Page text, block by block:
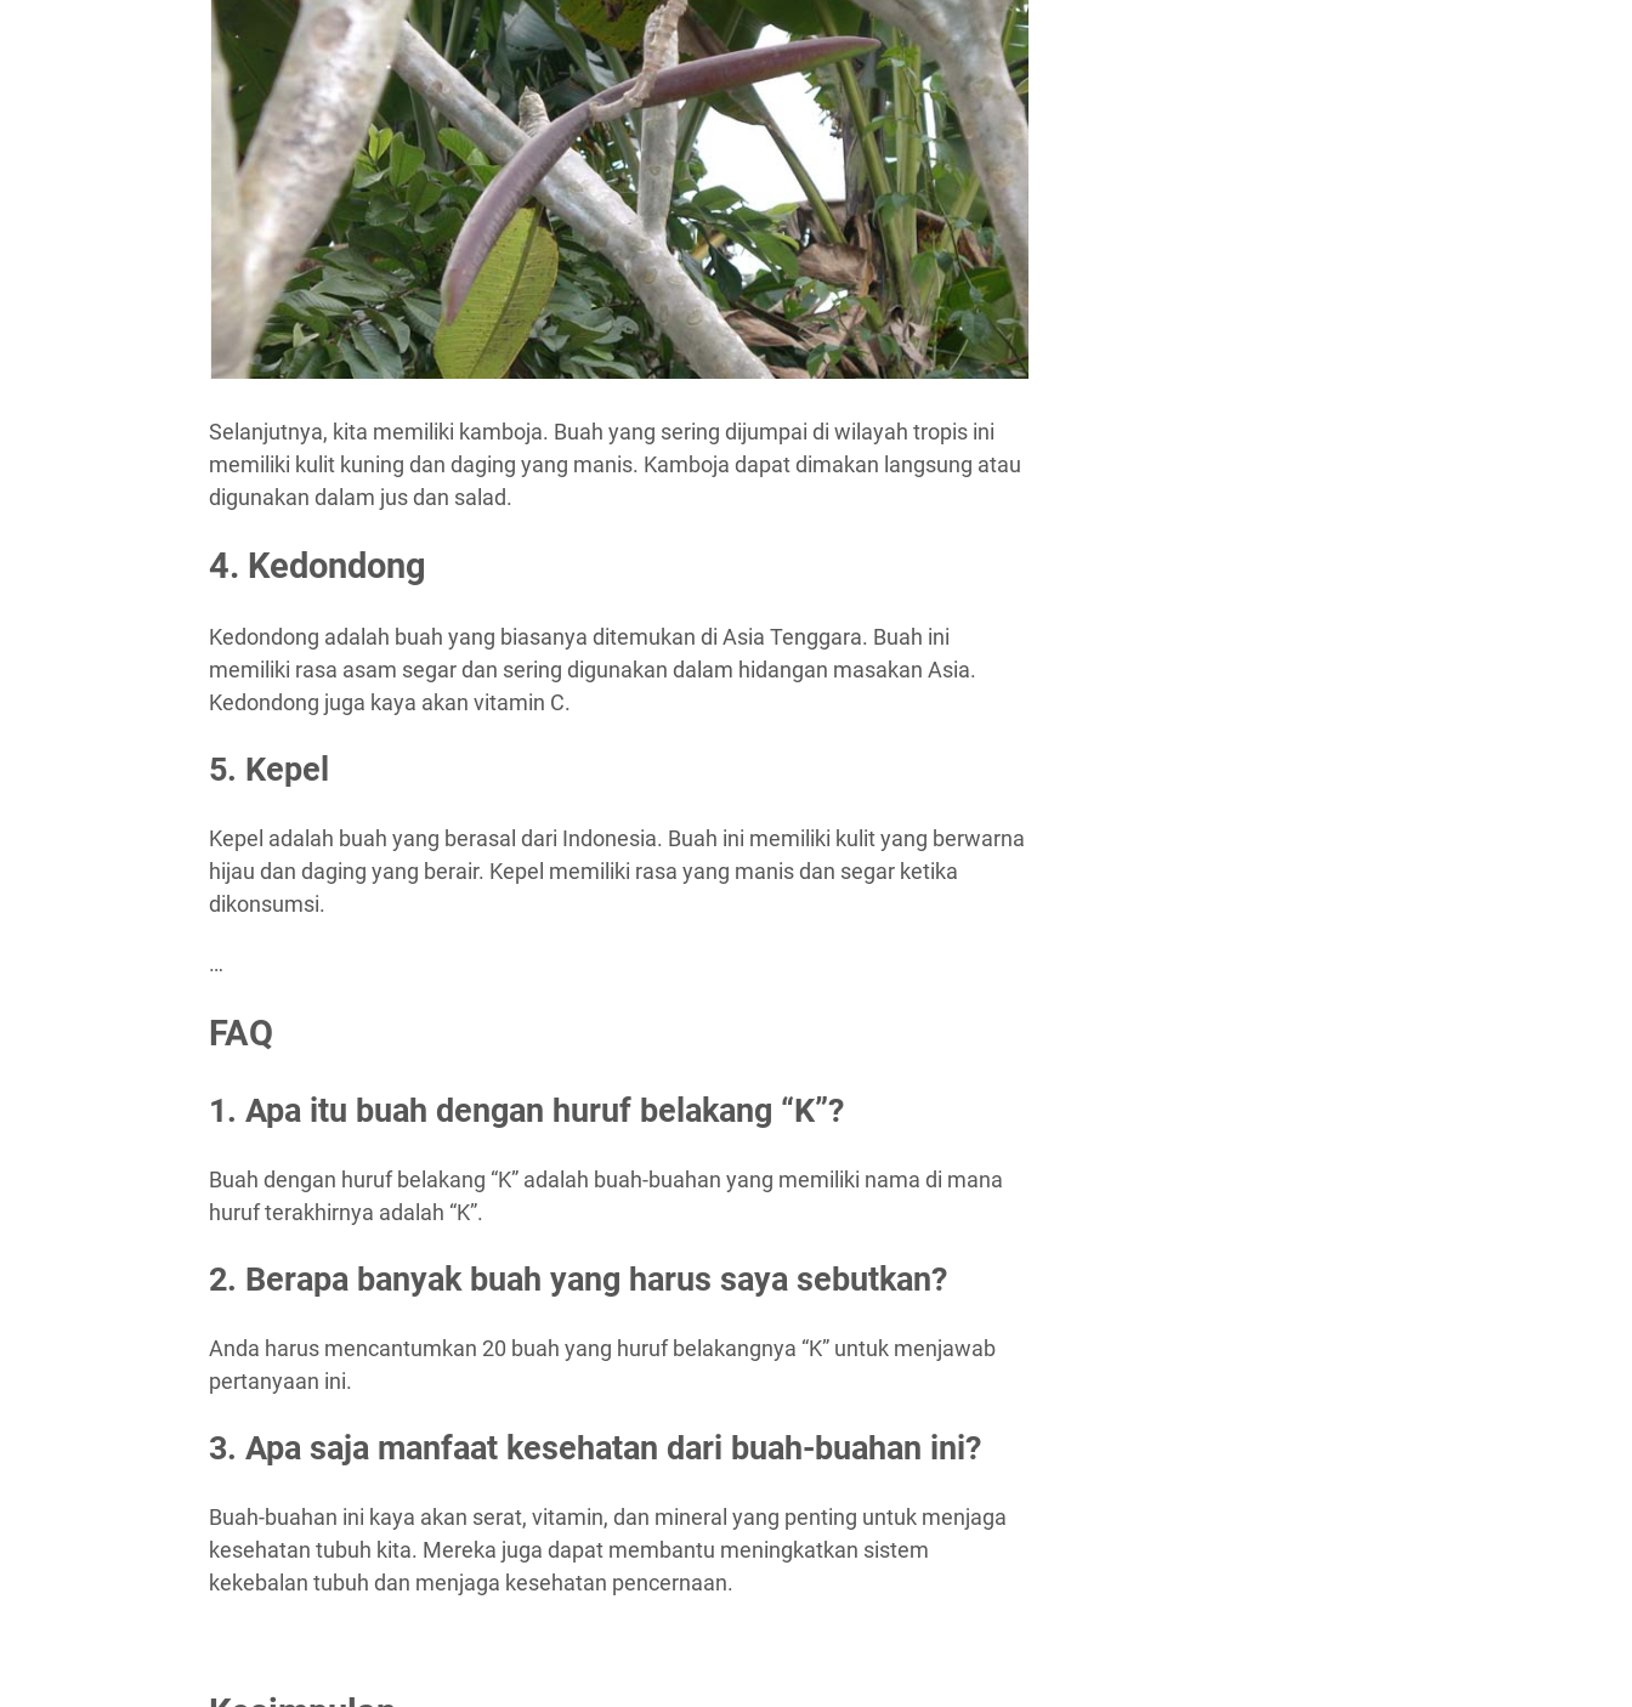
Selanjutnya, kita memiliki kamboja. Buah yang sering dijumpai di wilayah tropis ini
memiliki kulit kuning dan daging yang manis. Kamboja dapat dimakan langsung atau
digunakan dalam jus dan salad.
4. Kedondong
Kedondong adalah buah yang biasanya ditemukan di Asia Tenggara. Buah ini
memiliki rasa asam segar dan sering digunakan dalam hidangan masakan Asia.
Kedondong juga kaya akan vitamin C.
5. Kepel
Kepel adalah buah yang berasal dari Indonesia. Buah ini memiliki kulit yang berwarna
hijau dan daging yang berair. Kepel memiliki rasa yang manis dan segar ketika
dikonsumsi.
…
FAQ
1. Apa itu buah dengan huruf belakang “K”?
Buah dengan huruf belakang “K” adalah buah-buahan yang memiliki nama di mana
huruf terakhirnya adalah “K”.
2. Berapa banyak buah yang harus saya sebutkan?
Anda harus mencantumkan 20 buah yang huruf belakangnya “K” untuk menjawab
pertanyaan ini.
3. Apa saja manfaat kesehatan dari buah-buahan ini?
Buah-buahan ini kaya akan serat, vitamin, dan mineral yang penting untuk menjaga
kesehatan tubuh kita. Mereka juga dapat membantu meningkatkan sistem
kekebalan tubuh dan menjaga kesehatan pencernaan.